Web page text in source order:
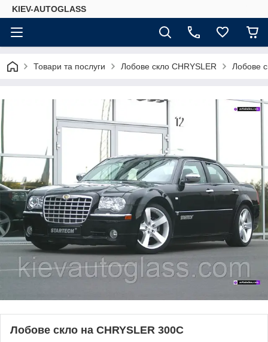
KIEV-AUTOGLASS
Товари та послуги Лобове скло CHRYSLER Лобове
Лобове скло на CHRYSLER 300C